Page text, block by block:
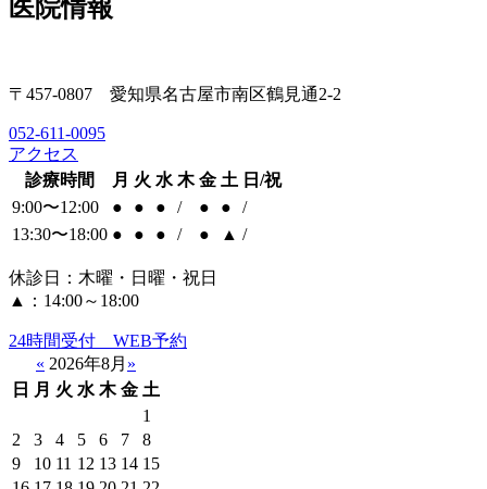
医院情報
〒457-0807 愛知県名古屋市南区鶴見通2-2
052-611-0095
アクセス
診療時間
月 火 水 木 金 土 日/祝
9:00〜12:00
● ● ● / ● ●
/
13:30〜18:00 ● ● ● / ● ▲ /
休診日：木曜・日曜・祝日
▲：14:00～18:00
24時間受付 WEB予約
« 2026年8月 »
日
月 火 水 木 金 土
1
2
3 4 5 6 7
8
9
10 11 12 13 14 15